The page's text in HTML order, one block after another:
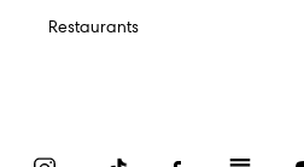
Restaurants